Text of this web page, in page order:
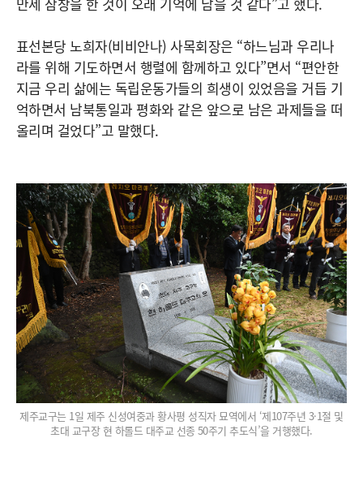
표선본당 노희자(비비안나) 사목회장은 “하느님과 우리나
라를 위해 기도하면서 행렬에 함께하고 있다”면서 “편안한
지금 우리 삶에는 독립운동가들의 희생이 있었음을 거듭 기
억하면서 남북통일과 평화와 같은 앞으로 남은 과제들을 떠
올리며 걸었다”고 말했다.
제주교구는 1일 제주 신성여중과 황사평 성직자 묘역에서 ‘제107주년 3·1절 및
초대 교구장 현 하롤드 대주교 선종 50주기 추도식’을 거행했다.